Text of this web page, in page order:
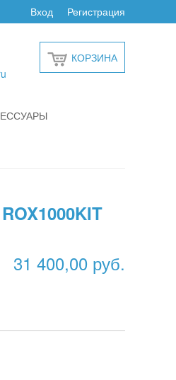
Регистрация
Вход
КОРЗИНА
31 400,00 руб.